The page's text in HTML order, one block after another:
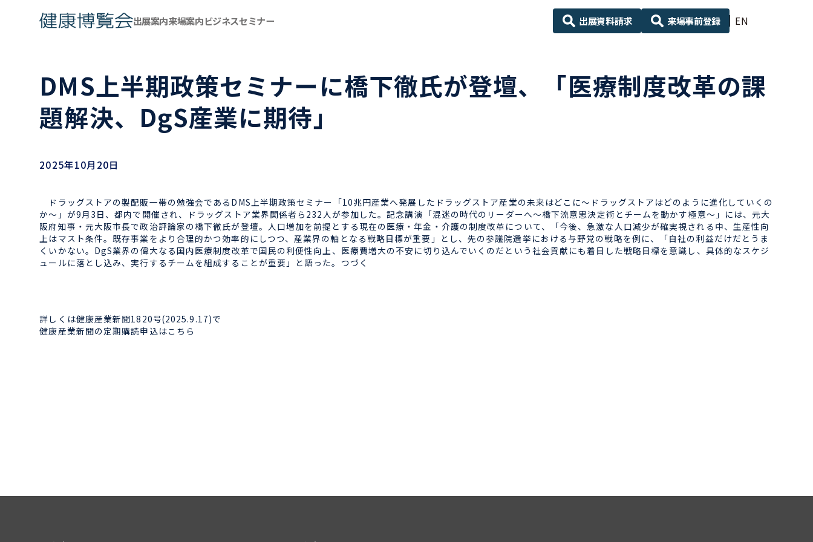
EN
出展案内来場案内ビジネスセミナー 出展資料請求 来場事前登録
DMS上半期政策セミナーに橋下徹氏が登壇、「医療制度改革の課
題解決、DgS産業に期待」
2025年10月20日
ドラッグストアの製配販一帯の勉強会であるDMS上半期政策セミナー「10兆円産業へ発展したドラッグストア産業の未来はどこに～ドラッグストアはどのように進化していくの
か～」が9月3日、都内で開催され、ドラッグストア業界関係者ら232人が参加した。記念講演「混迷の時代のリーダーへ～橋下流意思決定術とチームを動かす極意～」には、元大
阪府知事・元大阪市長で政治評論家の橋下徹氏が登壇。人口増加を前提とする現在の医療・年金・介護の制度改革について、「今後、急激な人口減少が確実視される中、生産性向
上はマスト条件。既存事業をより合理的かつ効率的にしつつ、産業界の軸となる戦略目標が重要」とし、先の参議院選挙における与野党の戦略を例に、「自社の利益だけだとうま
くいかない。DgS業界の偉大なる国内医療制度改革で国民の利便性向上、医療費増大の不安に切り込んでいくのだという社会貢献にも着目した戦略目標を意識し、具体的なスケジ
ュールに落とし込み、実行するチームを組成することが重要」と語った。つづく
詳しくは健康産業新聞1820号(2025.9.17)で
健康産業新聞の定期購読申込はこちら